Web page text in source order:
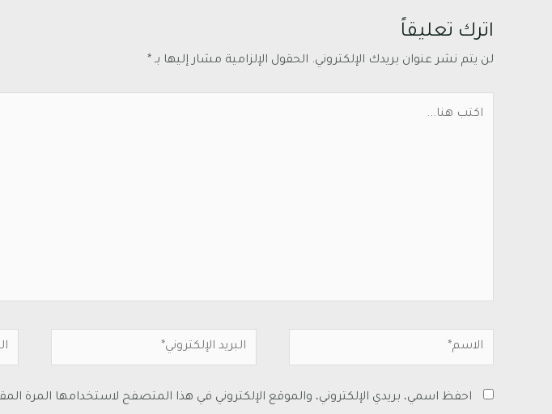
اترك تعليقاً
لن يتم نشر عنوان بريدك الإلكتروني. الحقول الإلزامية مشار إليها بـ *
احفظ اسمي، بريدي الإلكتروني، والموقع الإلكتروني في هذا المتصفح لاستخدامها المرة